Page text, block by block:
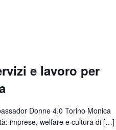
e lavoro per
Donne 4.0 Torino Monica
imprese, welfare e cultura di […]